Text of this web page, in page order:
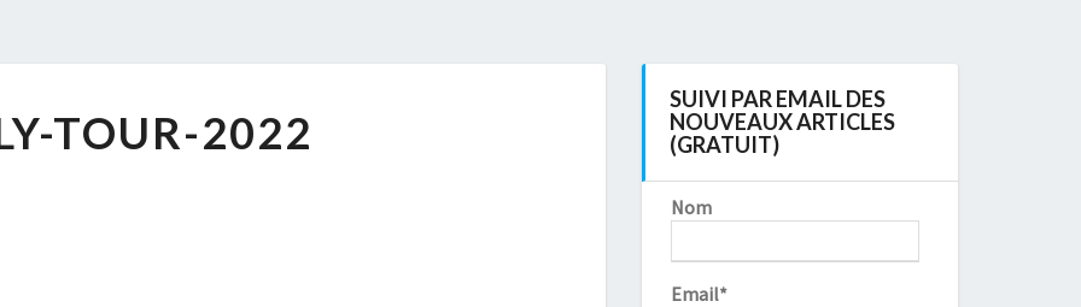
TOUR-
TOUR-2022
SUIVI PAR EMAIL DES
NOUVEAUX ARTICLES
(GRATUIT)
Nom
Email*